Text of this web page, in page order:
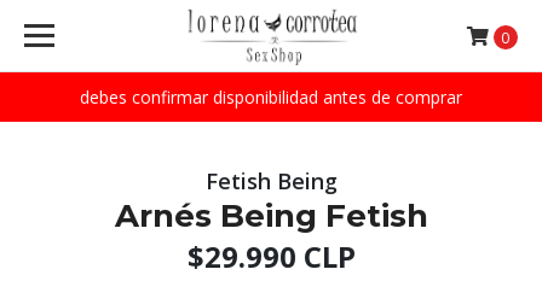
debes confirmar disponibilidad antes de comprar
0
Fetish Being
Arnés Being Fetish
$29.990 CLP